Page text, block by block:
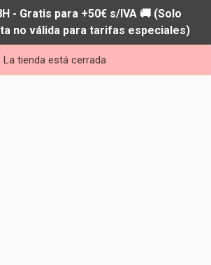
- Gratis para +50€ s/IVA 🚚 (Solo
no válida para tarifas especiales)
La tienda está cerrada